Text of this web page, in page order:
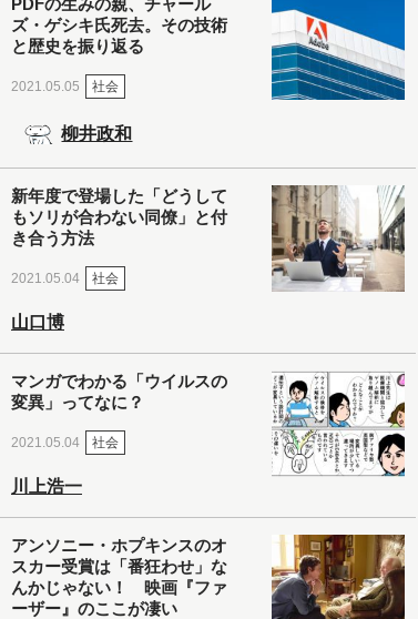
ズ・ゲシキ氏死去。その技術
と歴史を振り返る
2021.05.05 社会
柳井政和
新年度で登場した「どうして
もソリが合わない同僚」と付
き合う方法
2021.05.04 社会
山口博
マンガでわかる「ウイルスの
変異」ってなに？
2021.05.04 社会
川上浩一
アンソニー・ホプキンスのオ
スカー受賞は「番狂わせ」な
んかじゃない！ 映画『ファ
ーザー』のここが凄い